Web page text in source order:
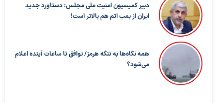
دبیر کمیسیون امنیت ملی مجلس: دستاورد جدید
ایران از بمب اتم هم بالاتر است!
همه نگاه‌ها به تنگه هرمز/ توافق تا ساعات آینده اعلام
می‌شود؟